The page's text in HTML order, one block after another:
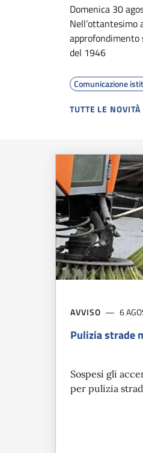
Domenica 30
approfondimento
del 1946
Comunicazione
TUTTE LE NOVITÀ
AVVISO 6
Pulizia strade
Sospesi gli
per pulizia